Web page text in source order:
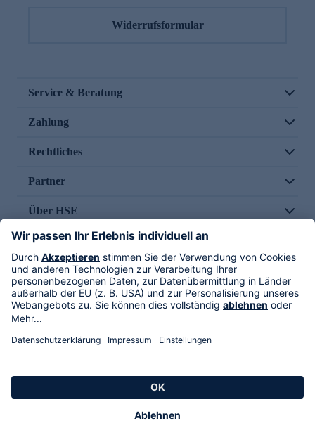
Widerrufsformular
Service & Beratung
Zahlung
Rechtliches
Partner
Über HSE
Im TV
HSE International